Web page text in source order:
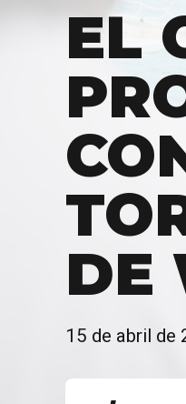
EL
DE
15 de abril de